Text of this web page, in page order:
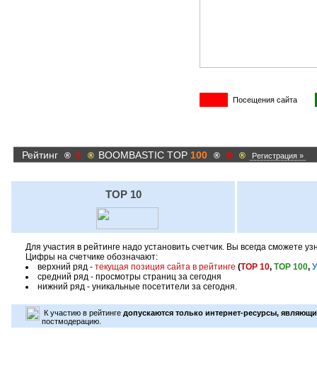
Посещения сайта
Рейтинг ® ® ® BOOMBASTIC TOP 100 ® ® ® Регистрация »
TOP 10
Для участия в рейтинге надо установить счетчик. Вы всегда сможете
Цифры на счетчике обозначают:
верхний ряд - текущая позиция сайта в рейтинге (TOP 10, TOP 100,
средний ряд - просмотры страниц за сегодня
нижний ряд - уникальные посетители за сегодня.
К участию в рейтинге допускаются только интернет-ресурсы,
постмодерацию.